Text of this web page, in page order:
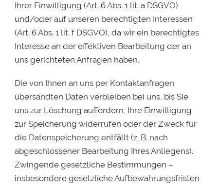
Ihrer Einwilligung (Art. 6 Abs. 1 lit. a DSGVO)
und/oder auf unseren berechtigten Interessen
(Art. 6 Abs. 1 lit. f DSGVO), da wir ein berechtigtes
Interesse an der effektiven Bearbeitung der an
uns gerichteten Anfragen haben.
Die von Ihnen an uns per Kontaktanfragen
übersandten Daten verbleiben bei uns, bis Sie
uns zur Löschung auffordern, Ihre Einwilligung
zur Speicherung widerrufen oder der Zweck für
die Datenspeicherung entfällt (z. B. nach
abgeschlossener Bearbeitung Ihres Anliegens).
Zwingende gesetzliche Bestimmungen –
insbesondere gesetzliche Aufbewahrungsfristen